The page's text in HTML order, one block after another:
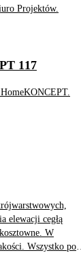
Projektów.
117
elewacji cegłą
W
Wszystko po